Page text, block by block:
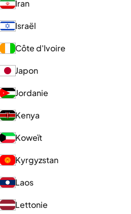
Iran
Israël
Côte d'Ivoire
Japon
Jordanie
Kenya
Koweït
Kyrgyzstan
Laos
Lettonie